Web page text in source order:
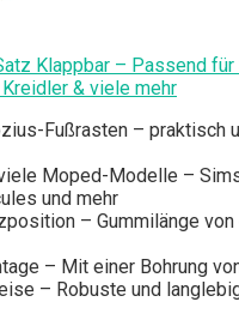
Klappbar – Passend
& viele mehr
Fußrasten – praktisch
Moped-Modelle –
und mehr
– Gummilänge
– Mit einer Bohrung
– Robuste und